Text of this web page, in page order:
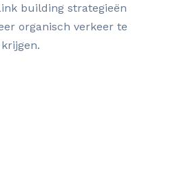
building strategieën
organisch verkeer te
krijgen.